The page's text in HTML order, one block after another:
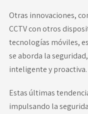
Otras innovaciones,
CCTV con otros
tecnologías móviles,
se aborda la
inteligente y proactiva.
Estas últimas
impulsando la